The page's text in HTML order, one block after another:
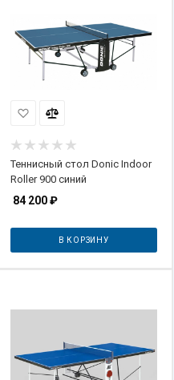
Теннисный стол Donic Indoor
Roller 900 синий
84 200₽
В КОРЗИНУ